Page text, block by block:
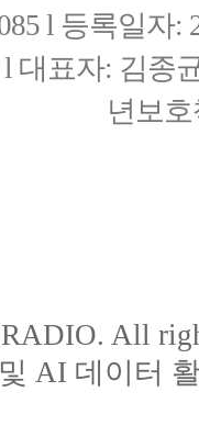
l 등록일자:
l 대표자: 김종
년보
All
AI 데이터